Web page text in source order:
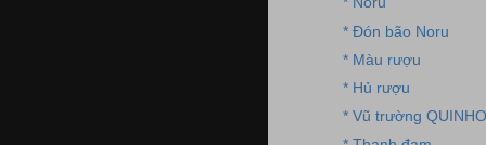
* Đón bão Noru
* Màu rượu
* Hủ rượu
* Vũ trường